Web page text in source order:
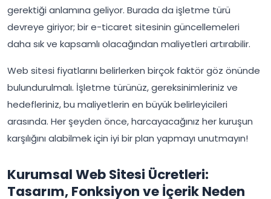
gerektiği anlamına geliyor. Burada da işletme türü
devreye giriyor; bir e-ticaret sitesinin güncellemeleri
daha sık ve kapsamlı olacağından maliyetleri artırabilir.
Web sitesi fiyatlarını belirlerken birçok faktör göz önünde
bulundurulmalı. İşletme türünüz, gereksinimleriniz ve
hedefleriniz, bu maliyetlerin en büyük belirleyicileri
arasında. Her şeyden önce, harcayacağınız her kuruşun
karşılığını alabilmek için iyi bir plan yapmayı unutmayın!
Kurumsal Web Sitesi Ücretleri:
Tasarım, Fonksiyon ve İçerik Neden